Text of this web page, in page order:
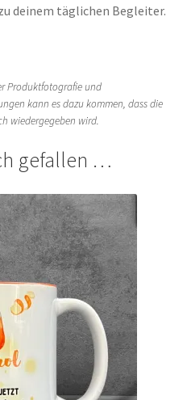
deinem täglichen Begleiter.
Produktfotografie und
kann es dazu kommen, dass die
wiedergegeben wird.
gefallen …